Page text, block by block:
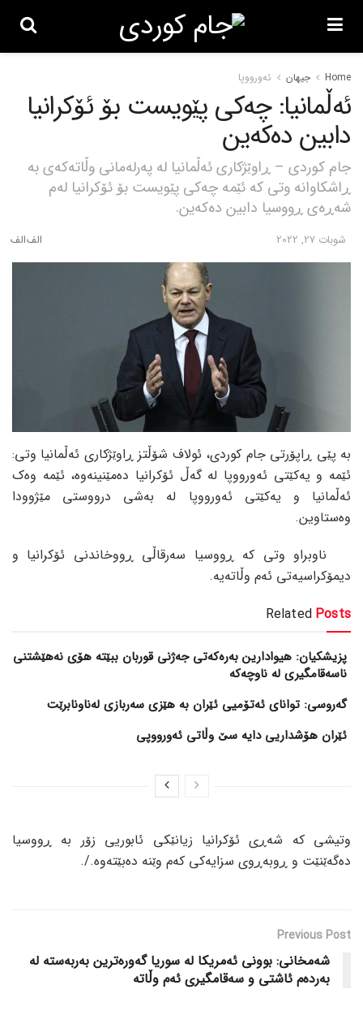
Home جیهان ئەورووپا
ئەڵمانیا: چەکی پێویست بۆ ئۆکرانیا
دابین دەکەین
جام کوردی – ڕاوێژکاری ئەڵمانیا لە پەرلەمانی وڵاتەکەی بە
ڕاشکاوانە وتی کە ئێمە چەکی پێویست بۆ ئۆکرانیا لەم
شەڕەی ڕووسیا دابین دەکەین.
شوبات 27, 2022
بە پێی ڕاپۆرتی جام کوردی، ئولاف شۆڵتز ڕاوێژکاری ئەڵمانیا وتی:
ئێمە و یەکێتی ئەورووپا لە گەڵ ئۆکرانیا دەمێنینەوە، ئێمە وەک
ئەڵمانیا و یەکێتی ئەورووپا لە بەشی درووستی مێژوودا
وەستاوین.
ناوبراو وتی کە ڕووسیا سەرقاڵی ڕووخاندنی ئۆکرانیا و
دیمۆکراسیەتی ئەم وڵاتەیە.
Related Posts
پزیشکیان: هیوادارین بەرەکەتی جەژنی قوربان ببێتە هۆی نەهێشتنی
ناسەقامگیری لە ناوچەکە
گەروسی: توانای ئەتۆمیی ئێران بە هێزی سەربازی لەناونابرێت
ئێران هۆشداریی دایە سێ وڵاتی ئەورووپی
وتیشی کە شەڕی ئۆکرانیا زیانێکی ئابوریی زۆر بە ڕووسیا
دەگەێنێت و ڕوبەڕوی سزایەکی کەم وێنە دەبێتەوە./.
Previous Post
شەمخانی: بوونی ئەمریکا لە سوریا گەورەترین بەربەستە لە
بەردەم ئاشتی و سەقامگیری ئەم وڵاتە